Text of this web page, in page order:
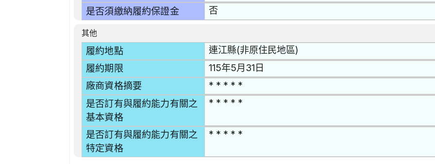
是否須繳納履約保證金 否
其他
履約地點 連江縣(非原住民地區)
履約期限 115年5月31日
廠商資格摘要 * * * * *
是否訂有與履約能力有關之
基本資格
* * * * *
是否訂有與履約能力有關之
特定資格
* * * * *